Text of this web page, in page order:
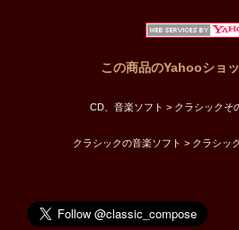
この商品のYahooショ
CD、音楽ソフト > クラシックそ
クラシックの音楽ソフト > クラシッ